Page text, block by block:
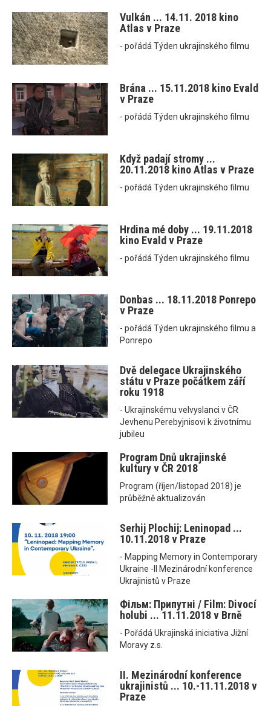
Vulkán ... 14.11. 2018 kino
Atlas v Praze
- pořádá Týden ukrajinského filmu
Brána ... 15.11.2018 kino Evald
v Praze
- pořádá Týden ukrajinského filmu
Když padají stromy ...
20.11.2018 kino Atlas v Praze
- pořádá Týden ukrajinského filmu
Hrdina mé doby ... 19.11.2018
kino Evald v Praze
- pořádá Týden ukrajinského filmu
Donbas ... 18.11.2018 Ponrepo
v Praze
- pořádá Týden ukrajinského filmu a
Ponrepo
Dvě delegace Ukrajinského
státu v Praze počátkem září
roku 1918
- Ukrajinskému velvyslanci v ČR
Jevhenu Perebyjnisovi k životnímu
jubileu
Program Dnů ukrajinské
kultury v ČR 2018
Program (říjen/listopad 2018) je
průběžně aktualizován
Serhij Plochij: Leninopad ...
10.11.2018 v Praze
- Mapping Memory in Contemporary
Ukraine -II Mezinárodní konference
Ukrajinistů v Praze
Фільм: Припутні / Film: Divocí
holubi ... 11.11.2018 v Brně
- Pořádá Ukrajinská iniciativa Jižní
Moravy z.s.
II. Mezinárodní konference
ukrajinistů ... 10.-11.11.2018 v
Praze